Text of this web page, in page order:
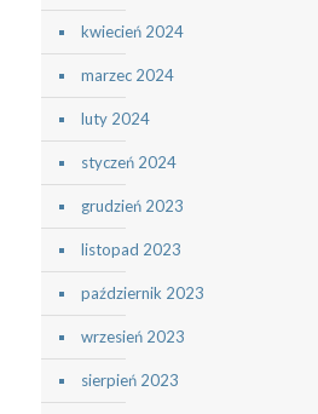
kwiecień 2024
marzec 2024
luty 2024
styczeń 2024
grudzień 2023
listopad 2023
październik 2023
wrzesień 2023
sierpień 2023